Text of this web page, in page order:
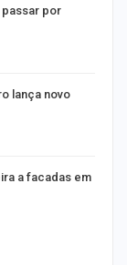
por
lança novo
a facadas em